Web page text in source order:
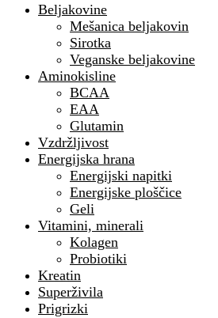
Beljakovine
Mešanica beljakovin
Sirotka
Veganske beljakovine
Aminokisline
BCAA
EAA
Glutamin
Vzdržljivost
Energijska hrana
Energijski napitki
Energijske ploščice
Geli
Vitamini, minerali
Kolagen
Probiotiki
Kreatin
Superživila
Prigrizki